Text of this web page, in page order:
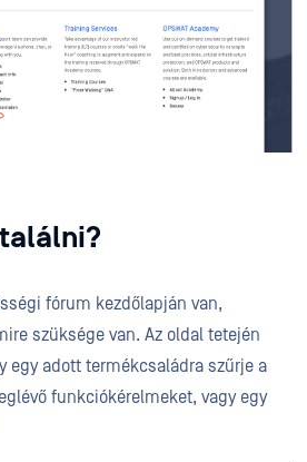
fórum kezdőlapján van,
szüksége van. Az oldal tetején
egy adott termékcsaládra szűrje a
funkciókérelmeket, vagy egy